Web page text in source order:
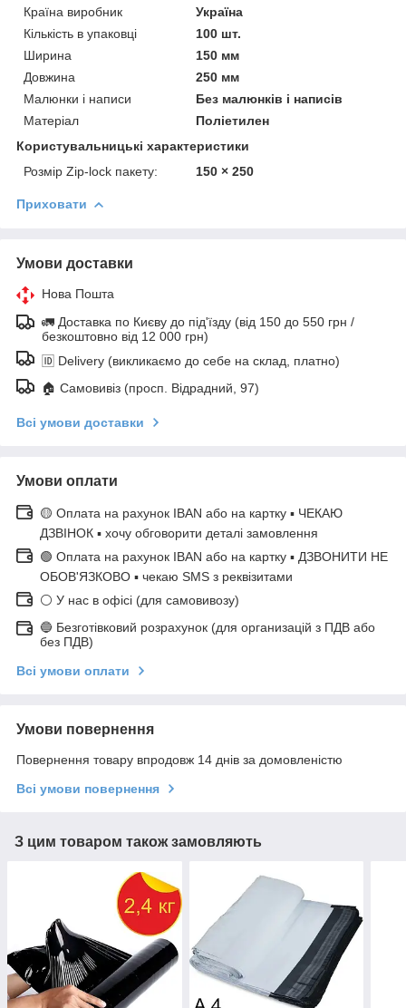
Країна виробник
Україна
Кількість в упаковці
100 шт.
Ширина
150 мм
Довжина
250 мм
Малюнки і написи
Без малюнків і написів
Матеріал
Поліетилен
Користувальницькі характеристики
Розмір Zip-lock пакету:
150 × 250
Приховати
Умови доставки
Нова Пошта
🚛 Доставка по Києву до під'їзду (від 150 до 550 грн /
безкоштовно від 12 000 грн)
🆔 Delivery (викликаємо до себе на склад, платно)
🏠 Самовивіз (просп. Відрадний, 97)
Всі умови доставки
Умови оплати
🟡 Оплата на рахунок IBAN або на картку ▪ ЧЕКАЮ
ДЗВІНОК ▪ хочу обговорити деталі замовлення
🟢 Оплата на рахунок IBAN або на картку ▪ ДЗВОНИТИ НЕ
ОБОВ'ЯЗКОВО ▪ чекаю SMS з реквізитами
⚪ У нас в офісі (для самовивозу)
🔵 Безготівковий розрахунок (для организацій з ПДВ або
без ПДВ)
Всі умови оплати
Умови повернення
Повернення товару впродовж 14 днів за домовленістю
Всі умови повернення
З цим товаром також замовляють